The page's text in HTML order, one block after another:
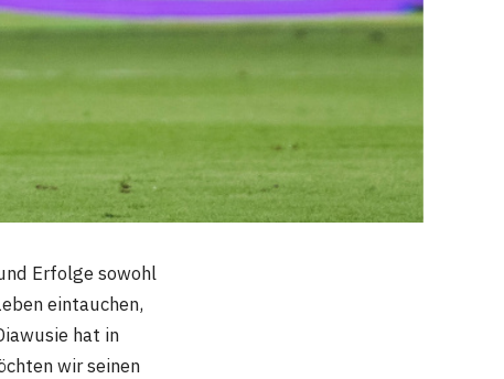
Erfolge sowohl
eintauchen,
hat in
wir seinen